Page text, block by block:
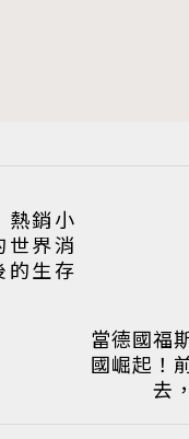
熱銷小
世界消
的生存
當德國福
國崛起！
去